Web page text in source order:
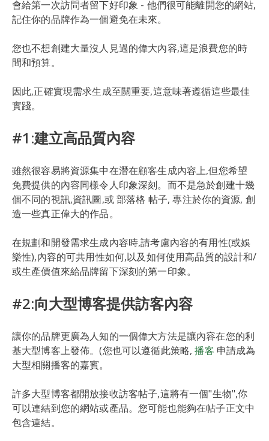
會給第一次訪問者留下好印象 - 他們很可能離開您的網站,
記住你的品牌作為一個避免在未來。
您也不想創建大量沒人見過的偉大內容,這是浪費您的時
間和預算。
因此,正確實現需求生成至關重要,這意味著遵循這些最佳
實踐。
#1:建立高品質內容
雖然很容易將資源集中在潛在顧客生成內容上,但您希望
免費提供的內容同樣令人印象深刻。而不是急於創建十幾
個不同的視訊,資訊圖,或 部落格 帖子, 專注於你的資源, 創
造一些真正偉大的作品。
在規劃和開發需求生成內容時,請考慮內容的有用性(或娛
樂性),內容的可共用性如何,以及如何使用高品質的設計和/
或生產價值來給品牌留下深刻的第一印象。
#2:向大型博客提供訪客內容
讓你的品牌更廣為人知的一個偉大方法是讓內容在您的利
基大型博客上發佈。(您也可以遵循此策略,播客 申請成為
大型相關播客的嘉賓。
許多大型博客都開放接收訪客帖子,這將有一個"生物",你
可以連結到您的網站或產品。您可能也能夠在帖子正文中
包含連結。